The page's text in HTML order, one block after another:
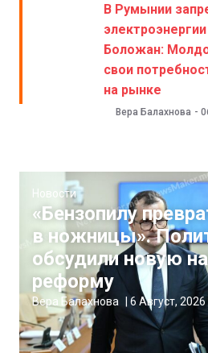
В Румынии
Боложан:
свои
на рынке
Вера Балахнова -
Новости
«Бензопилу
в ножницы».
обсудили новую
реформу
Вера Балахнова 6 Август, 2026